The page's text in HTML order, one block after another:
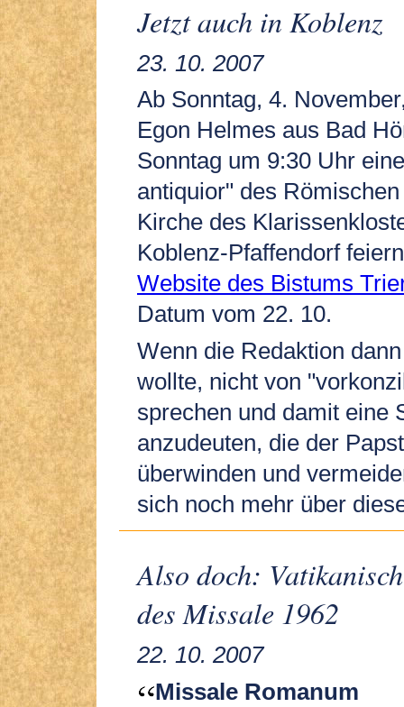
Jetzt auch in Koblenz
23. 10. 2007
Ab Sonntag, 4.
Egon Helmes aus Bad
Sonntag um 9:30 Uhr
antiquior" des
Kirche des
Koblenz-Pfaffendorf
Website des Bistums
Datum vom 22. 10.
Wenn die Redaktion
wollte, nicht von
sprechen und damit eine
anzudeuten, die der
überwinden und
sich noch mehr über
Also doch:
des Missale 1962
22. 10. 2007
Missale Romanum